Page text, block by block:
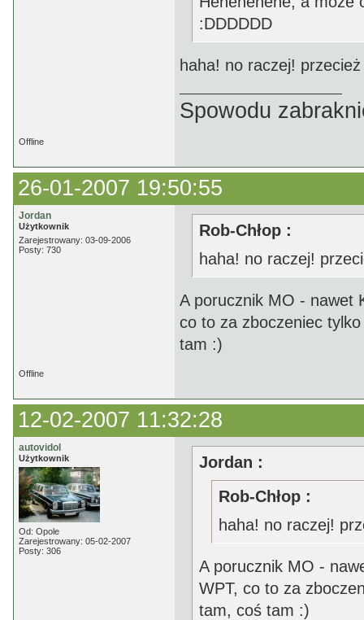
:DDDDDD
haha! no raczej!
Spowodu
Offline
26-01-2007 19:50:55
Jordan
Użytkownik
Zarejestrowany: 03-09-2006
Posty: 730
Rob-Chłop :
haha! no raczej!
A porucznik MO - nawet
co to za zboczeniec
tam :)
Offline
12-02-2007 11:32:28
autovidol
Użytkownik
Od: Opole
Zarejestrowany: 05-02-2007
Posty: 306
Jordan :
Rob-Chłop :
haha! no raczej!
A porucznik MO -
WPT, co to za
tam, coś tam :)